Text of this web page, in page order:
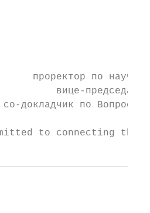
проректор по
вице-
докладчик по Вопросу
to connecting the